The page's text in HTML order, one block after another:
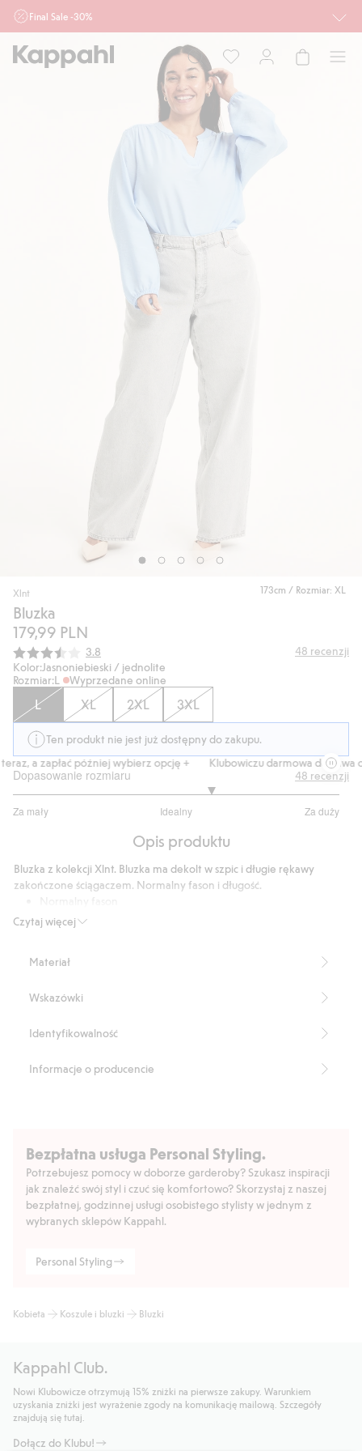
Final Sale -30%
działu outlet do 10.8 w sklepach Kappahl i Newbie oraz na kappahl.com. Ofert
nie łączymy
Dziecko
173cm / Rozmiar: XL
Xlnt
Bluzka
179,99 PLN
Średnia ocena:
3.8 48 recenzji
Kolor:Jasnoniebieski / jednolite
Rozmiar:L Wyprzedane online
L XL 2XL 3XL
Ten produkt nie jest już dostępny do zakupu.
a zapłać później wybierz opcję +
Klubowiczu darmowa dostawa
Dopasowanie rozmiaru
Za mały Idealny Za duży
na
37
głosów
48 recenzji
Opis produktu
Czytaj więcej
Bluzka z kolekcji Xlnt. Bluzka ma dekolt w szpic i długie rękawy
zakończone ściągaczem. Normalny fason i długość.
Wycięcie w szpic
Cellulose™.
Materiał
Wskazówki
Identyfikowalność
Informacje o producencie
Bezpłatna usługa Personal Styling.
Potrzebujesz pomocy w doborze garderoby? Szukasz inspiracji
jak znaleźć swój styl i czuć się komfortowo? Skorzystaj z naszej
bezpłatnej, godzinnej usługi osobistego stylisty w jednym z
wybranych sklepów Kappahl.
Personal Styling
Kobieta Koszule i bluzki Bluzki
Kappahl Club.
Nowi Klubowicze otrzymują 15% zniżki na pierwsze zakupy. Warunkiem
uzyskania zniżki jest wyrażenie zgody na komunikację mailową. Szczegóły
znajdują się tutaj.
Dołącz do Klubu!